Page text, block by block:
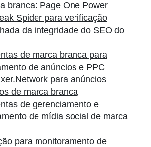
branca: Page One Power
Spider para verificação
da integridade do SEO do
de marca branca para
de anúncios e PPC
para anúncios
de marca branca
de gerenciamento e
de mídia social de marca
para monitoramento de